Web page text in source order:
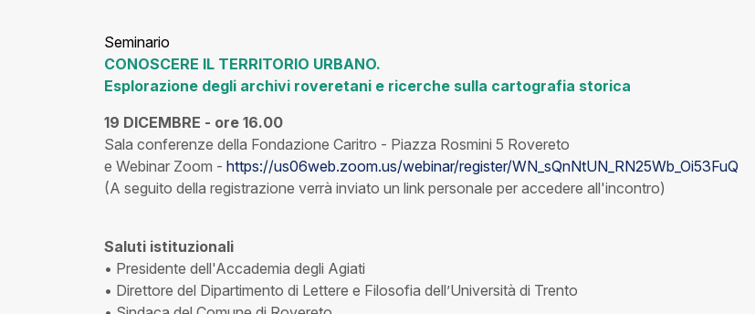
Seminario
CONOSCERE IL TERRITORIO URBANO.
Esplorazione degli archivi roveretani e ricerche sulla cartografia storica
19 DICEMBRE - ore 16.00
Sala conferenze della Fondazione Caritro - Piazza Rosmini 5 Rovereto
e Webinar Zoom - https://us06web.zoom.us/webinar/register/WN_sQnNtUN_RN25Wb_Oi53FuQ
(A seguito della registrazione verrà inviato un link personale per accedere all'incontro)
Saluti istituzionali
• Presidente dell'Accademia degli Agiati
• Direttore del Dipartimento di Lettere e Filosofia dell’Università di Trento